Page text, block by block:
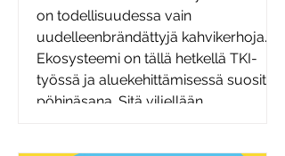
on todellisuudessa vain
uudelleenbrändättyjä kahvikerhoja. ☕
Ekosysteemi on tällä hetkellä TKI-
työssä ja aluekehittämisessä suosittu
pöhinäsana. Sitä viljellään